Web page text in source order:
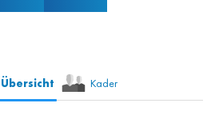
Übersicht Kader